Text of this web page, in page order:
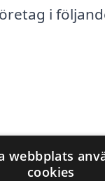
i
webbplats
cookies